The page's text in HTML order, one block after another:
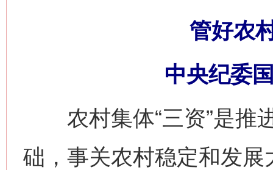
管好农
中央纪委
农村集体“三资”是推
础，事关农村稳定和发